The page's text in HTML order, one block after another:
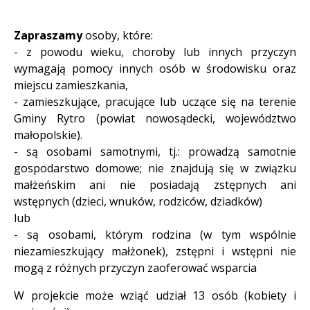
Zapraszamyosoby, które:
- z powodu wieku, choroby lub innych przyczyn
wymagają pomocy innych osób w środowisku oraz
miejscu zamieszkania,
- zamieszkujące, pracujące lub uczące się na terenie
Gminy Rytro (powiat nowosądecki, województwo
małopolskie).
- są osobami samotnymi, tj.: prowadzą samotnie
gospodarstwo domowe; nie znajdują się w związku
małżeńskim ani nie posiadają zstępnych ani
wstępnych (dzieci, wnuków, rodziców, dziadków)
lub
- są osobami, którym rodzina (w tym wspólnie
niezamieszkujący małżonek), zstępni i wstępni nie
mogą z różnych przyczyn zaoferować wsparcia
W projekcie może wziąć udział 13 osób (kobiety i